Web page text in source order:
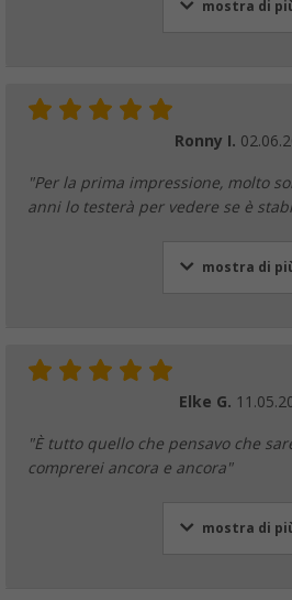
mostra di
Ronny I.
"Per la prima impressione, molto
anni lo testerà per vedere se è
mostra di
Elke G.
"È tutto quello che pensavo che
comprerei ancora e ancora"
mostra di